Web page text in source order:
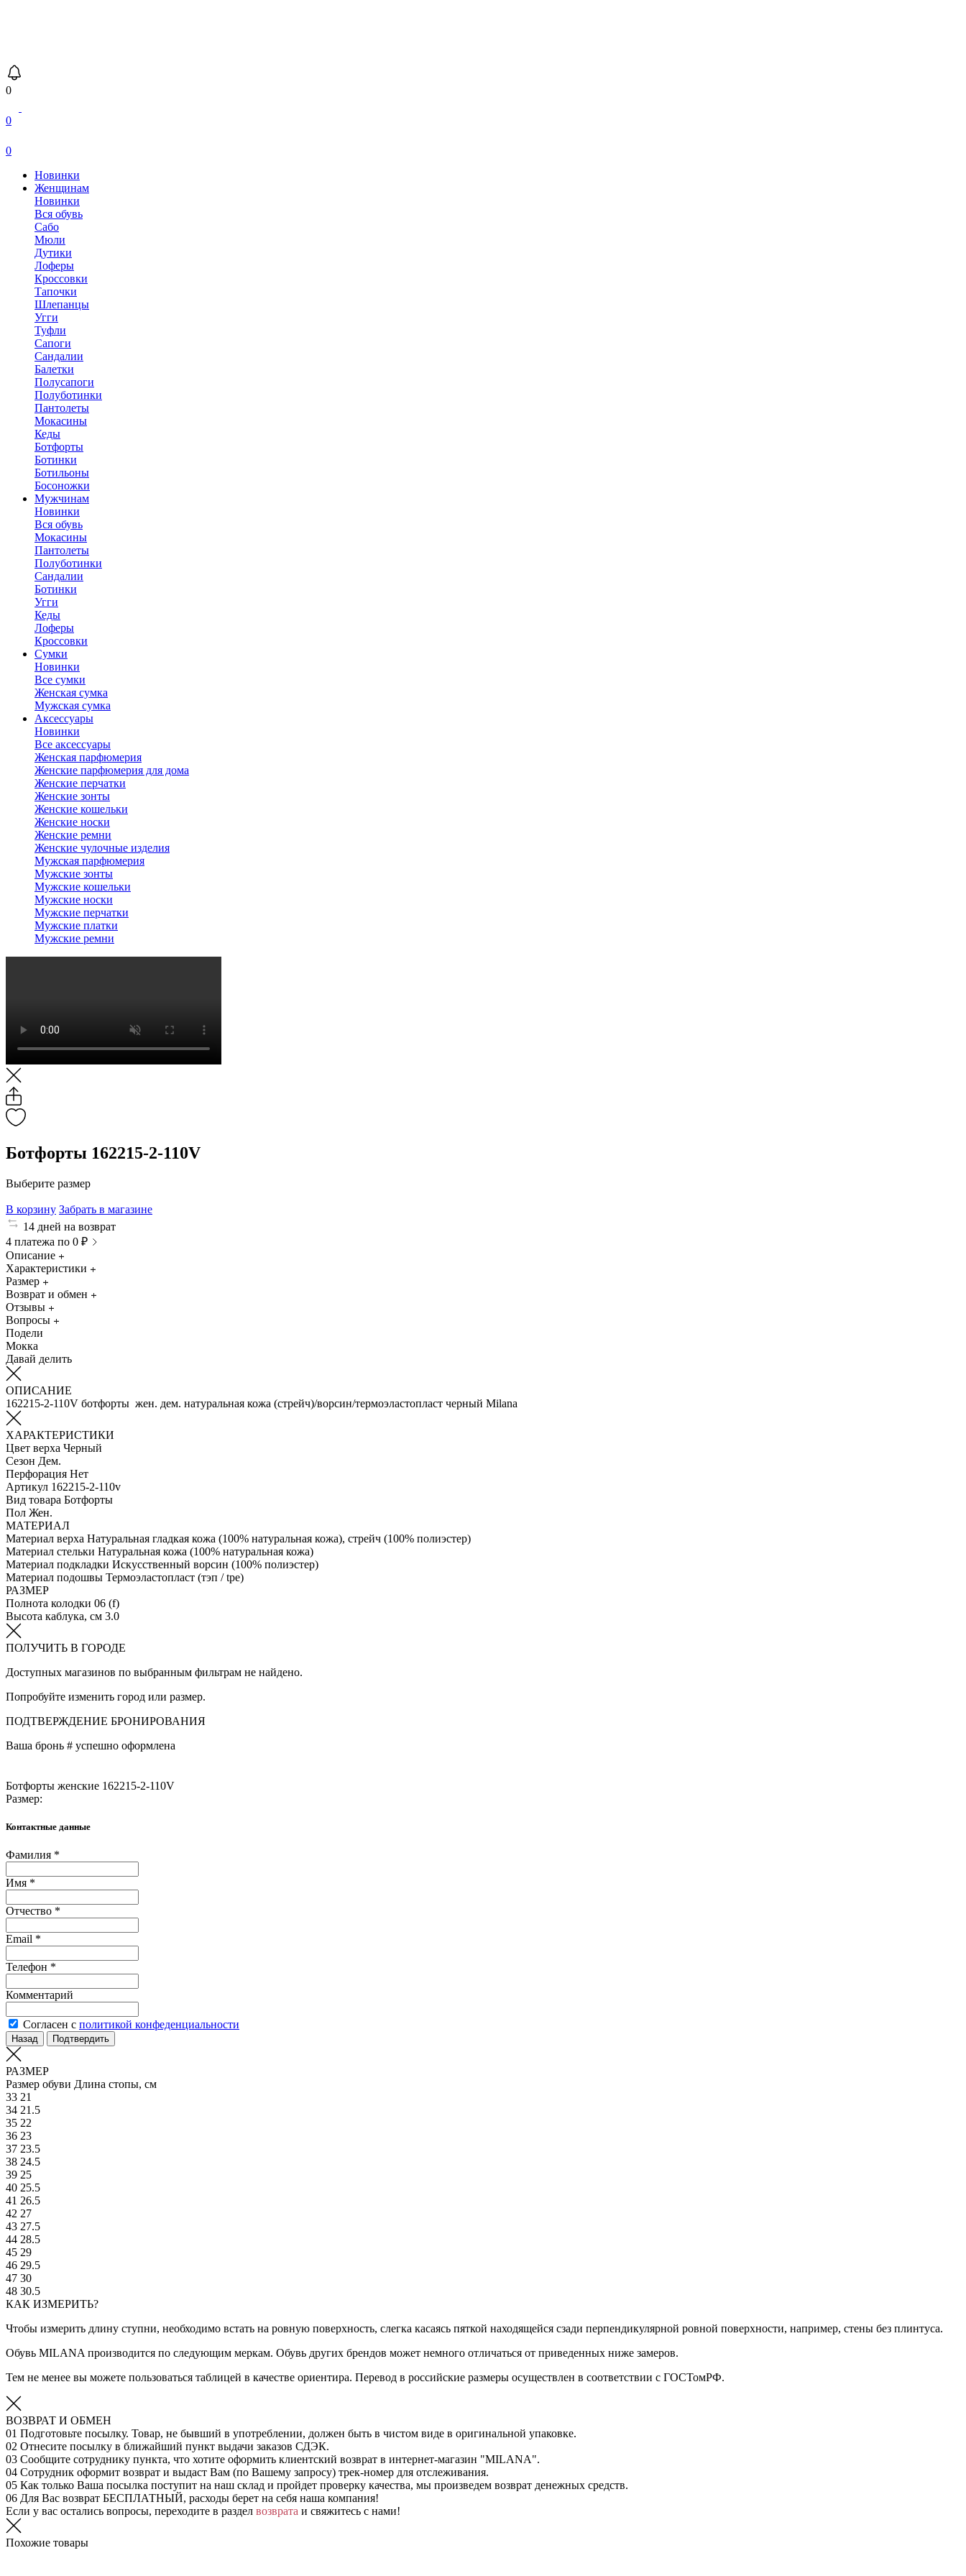
0
0
0
Новинки
Женщинам
Новинки
Вся обувь
Сабо
Мюли
Дутики
Лоферы
Кроссовки
Тапочки
Шлепанцы
Угги
Туфли
Сапоги
Сандалии
Балетки
Полусапоги
Полуботинки
Пантолеты
Мокасины
Кеды
Ботфорты
Ботинки
Ботильоны
Босоножки
Мужчинам
Новинки
Вся обувь
Мокасины
Пантолеты
Полуботинки
Сандалии
Ботинки
Угги
Кеды
Лоферы
Кроссовки
Сумки
Новинки
Все сумки
Женская сумка
Мужская сумка
Аксессуары
Новинки
Все аксессуары
Женская парфюмерия
Женские парфюмерия для дома
Женские перчатки
Женские зонты
Женские кошельки
Женские носки
Женские ремни
Женские чулочные изделия
Мужская парфюмерия
Мужские зонты
Мужские кошельки
Мужские носки
Мужские перчатки
Мужские платки
Мужские ремни
Ботфорты 162215-2-110V
Выберите размер
В корзину Забрать в магазине
14 дней на возврат
4 платежа по 0 ₽
Описание
Характеристики
Размер
Возврат и обмен
Отзывы
Вопросы
Подели
Мокка
Давай делить
ОПИСАНИЕ
162215-2-110V ботфорты жен. дем. натуральная кожа (стрейч)/ворсин/термоэластопласт черный Milana
ХАРАКТЕРИСТИКИ
Цвет верха Черный
Сезон Дем.
Перфорация Нет
Артикул 162215-2-110v
Вид товара Ботфорты
Пол Жен.
МАТЕРИАЛ
Материал верха Натуральная гладкая кожа (100% натуральная кожа), стрейч (100% полиэстер)
Материал стельки Натуральная кожа (100% натуральная кожа)
Материал подкладки Искусственный ворсин (100% полиэстер)
Материал подошвы Термоэластопласт (тэп / tpe)
РАЗМЕР
Полнота колодки 06 (f)
Высота каблука, см 3.0
ПОЛУЧИТЬ В ГОРОДЕ
Доступных магазинов по выбранным фильтрам не найдено.
Попробуйте изменить город или размер.
ПОДТВЕРЖДЕНИЕ БРОНИРОВАНИЯ
Ваша бронь # успешно оформлена
Ботфорты женские 162215-2-110V
Размер:
Контактные данные
Фамилия *
Имя *
Отчество *
Email *
Телефон *
Комментарий
Согласен с политикой конфеденциальности
Назад Подтвердить
РАЗМЕР
Размер обуви Длина стопы, см
33 21
34 21.5
35 22
36 23
37 23.5
38 24.5
39 25
40 25.5
41 26.5
42 27
43 27.5
44 28.5
45 29
46 29.5
47 30
48 30.5
КАК ИЗМЕРИТЬ?
Чтобы измерить длину ступни, необходимо встать на ровную поверхность, слегка касаясь пяткой находящейся сзади перпендикулярной ровной поверхности, например, стены без плинтуса.
Обувь MILANA производится по следующим меркам. Обувь других брендов может немного отличаться от приведенных ниже замеров.
Тем не менее вы можете пользоваться таблицей в качестве ориентира. Перевод в российские размеры осуществлен в соответствии с ГОСТомРФ.
ВОЗВРАТ И ОБМЕН
01 Подготовьте посылку. Товар, не бывший в употреблении, должен быть в чистом виде в оригинальной упаковке.
02 Отнесите посылку в ближайший пункт выдачи заказов СДЭК.
03 Сообщите сотруднику пункта, что хотите оформить клиентский возврат в интернет-магазин "MILANA".
04 Сотрудник оформит возврат и выдаст Вам (по Вашему запросу) трек-номер для отслеживания.
05 Как только Ваша посылка поступит на наш склад и пройдет проверку качества, мы произведем возврат денежных средств.
06 Для Вас возврат БЕСПЛАТНЫЙ, расходы берет на себя наша компания!
Если у вас остались вопросы, переходите в раздел возврата и свяжитесь с нами!
Похожие товары